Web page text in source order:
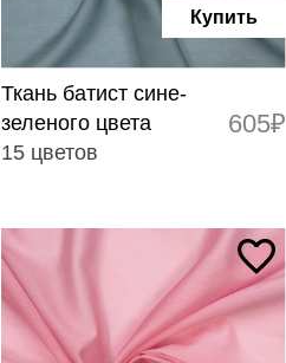
Купить
Ткань батист сине-
зеленого цвета
15 цветов
605₽